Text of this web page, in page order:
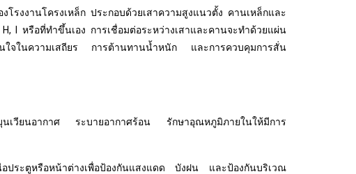
รงงานโครงเหล็ก ประกอบด้วยเสาความสูงแนวตั้ง คานเหล็กและ
I หรือที่ทำขึ้นเอง การเชื่อมต่อระหว่างเสาและคานจะทำด้วยแผ่น
ใจในความเสถียร การต้านทานน้ำหนัก และการควบคุมการสั่น
มุนเวียนอากาศ ระบายอากาศร้อน รักษาอุณหภูมิภายในให้มีการ
อประตูหรือหน้าต่างเพื่อป้องกันแสงแดด บังฝน และป้องกันบริเวณ